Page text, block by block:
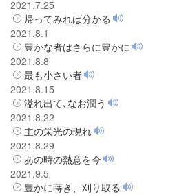
2021.7.25
帰ってみれば分かる
2021.8.1
豊かな者はさらに豊かに
2021.8.8
最も小さい者
2021.8.15
溢れ出て､なお潤う
2021.8.22
主の栄光の現れ
2021.8.29
あの時の熱意を今
2021.9.5
豊かに蒔き、刈り取る